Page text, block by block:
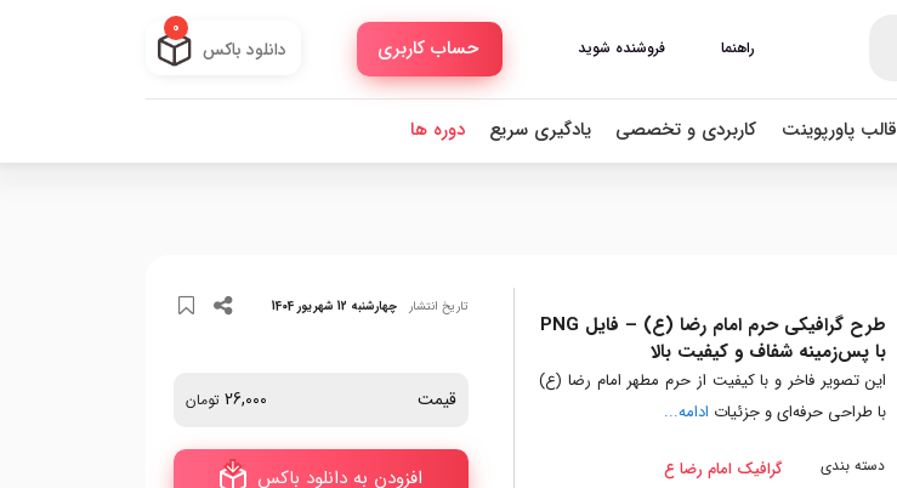
راهنما فروشنده شوید حساب کاربری دانلود باکس
0
قالب پاورپوینت کاربردی و تخصصی یادگیری سریع دوره ها
طرح گرافیکی حرم امام رضا (ع) – فایل PNG
با پس‌زمینه شفاف و کیفیت بالا
این تصویر فاخر و با کیفیت از حرم مطهر امام رضا (ع)
با طراحی حرفه‌ای و جزئیات ادامه...
دسته بندی
گرافیک امام رضا ع
تاریخ انتشار چهارشنبه 12 شهریور 1404
قیمت 26,000 تومان
افزودن به دانلود باکس